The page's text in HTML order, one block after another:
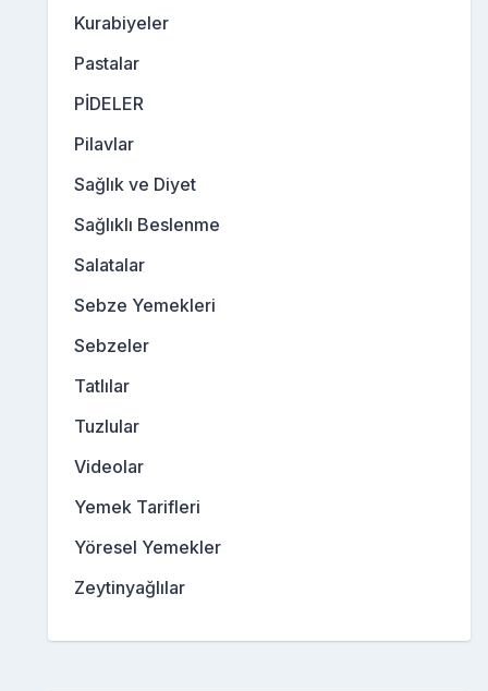
Kurabiyeler
Pastalar
PİDELER
Pilavlar
Sağlık ve Diyet
Sağlıklı Beslenme
Salatalar
Sebze Yemekleri
Sebzeler
Tatlılar
Tuzlular
Videolar
Yemek Tarifleri
Yöresel Yemekler
Zeytinyağlılar